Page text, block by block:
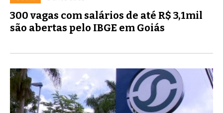
300 vagas com salários de até R$ 3,1mil
são abertas pelo IBGE em Goiás